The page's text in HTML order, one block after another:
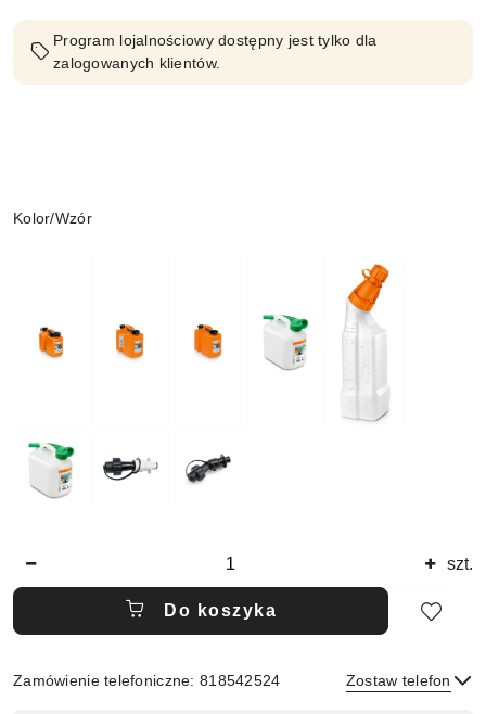
Program lojalnościowy dostępny jest tylko dla
zalogowanych klientów.
Wariant
Kolor/Wzór
szt.
Do koszyka
Zamówienie telefoniczne: 818542524 Zostaw telefon